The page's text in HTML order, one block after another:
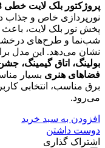
پروژکتور بلک لایت خطی 18 وات
نورپردازی خاص و
پخش نور بلک لایت، باعث
شب‌نما و طرح‌های
نشان می‌دهد. این مدل
بولینگ، اتاق گیمینگ،
فضاهای هنری بسیار
برق مناسب، انتخابی
می‌رود.
افزودن به سبد خرید
دوست داشتن
اشتراک گذاری